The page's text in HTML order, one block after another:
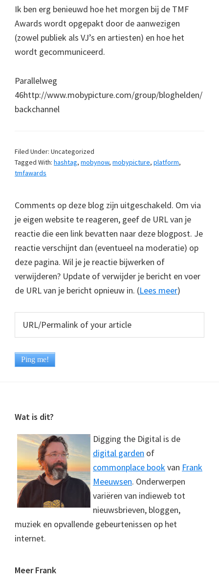
Ik ben erg benieuwd hoe het morgen bij de TMF
Awards wordt opgepakt door de aanwezigen
(zowel publiek als VJ’s en artiesten) en hoe het
wordt gecommuniceerd.
Parallelweg
46http://www.mobypicture.com/group/bloghelden/
backchannel
Filed Under: Uncategorized
Tagged With: hashtag, mobynow, mobypicture, platform,
tmfawards
Comments op deze blog zijn uitgeschakeld. Om via
je eigen website te reageren, geef de URL van je
reactie die een link bevatten naar deze blogpost. Je
reactie verschijnt dan (eventueel na moderatie) op
deze pagina. Wil je je reactie bijwerken of
verwijderen? Update of verwijder je bericht en voer
de URL van je bericht opnieuw in. (Lees meer)
Footer
Wat is dit?
Digging the Digital is de
digital garden of
commonplace bookvan Frank
Meeuwsen. Onderwerpen
variëren van indieweb tot
nieuwsbrieven, bloggen,
muziek en opvallende gebeurtenissen op het
internet.
Meer Frank